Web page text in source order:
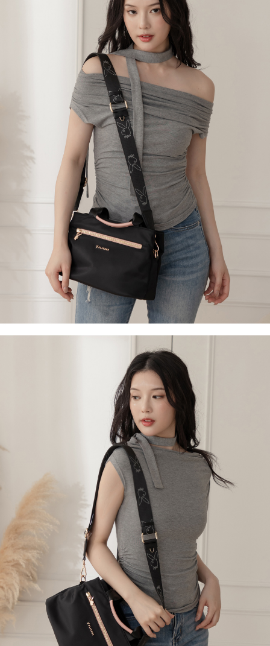
4.訂單成立30分鐘內，如未前往確認交易或遇審核未通過，訂單將自動取
消。如遇「轉專審核」未通過狀況，表示未達大哥付你分期系統評分，恕無
1.分期款項不併入電信帳單，「大哥付你分期」於每月結算日後寄送繳費提
2.透過簡訊連結打開帳單後，可選擇「超商條碼／台灣大直營門市／銀行轉
帳／街口支付／iPASS MONEY」等通路繳費。
1.本服務係由「台灣大哥大股份有限公司」（以下簡稱本公司）所提供，讓
用戶於交易時，得透過本服務購買商品或服務，並由商店將買賣／分期付款
買賣價金債權讓與本公司後，依約使用本公司帳單繳交帳款。
2.基於同意付款使用「大哥付你分期」之契約關係目的，商店將以您的個人
資料（包含姓名、電話或地址）提供予台灣大哥大進項蒐集、處理及利用，
由本公司與您本人進行分期帳單所需資料之確認、核對及更正。
3.完整用戶服務條款，請詳閱以下連結： https://oppay.tw/userRule
１．簡單：不需註冊會員、不需綁卡、不需儲值。
２．便利：只要手機號碼，簡訊認證，即可結帳。
３．安心：先確認商品／服務後，再付款。
【「AFTEE先享後付」結帳流程】
１．於結帳方式選擇「AFTEE先享後付」後，將跳轉至「AFTEE先享後付」
結帳頁面，進行簡訊認證並確認金額後，即可完成結帳。
２．訂單成立數日內，您將收到繳費通知簡訊。
３．收到繳費通知簡訊後14天內，點擊此簡訊中的連結，可透過四大超商／
ATM／網路銀行／等多元方式進行付款，方視為交易完成。
※ 請注意：結帳手續完成當下不需立刻繳費，但若您需要取消訂單，請聯絡
購買商品的店家。未經商家同意取消之訂單仍視為有效，需透過AFTEE先享
後付繳納相關費用。
※ 交易是否成功請以「AFTEE先享後付 」之結帳頁面顯示為準，若有關於
是否繳費成功／繳費後需取消欲退款等相關疑問，請聯繫「AFTEE先享後付
客戶支援中心」
https://netprotections.freshdesk.com/support/home
１．透過由恩沛科技股份有限公司提供之「AFTEE先享後付」服務完成之交
易，需依本服務之必要範圍內提供個人資料，並將交易相關給付款項請求債
權轉讓予恩沛科技股份有限公司。
２．關於個人資料處理事宜，請瀏覽以下網址：
https://aftee.tw/terms/#terms3
３．未成年的使用者請事先徵得法定代理人或監護人之同意方可使用
「AFTEE先享後付」，若未經同意申辦者引起之損失，本公司不負相關責
４．使用「AFTEE先享後付」時，將依據個別帳號之用戶狀況，依本公司即
時審查核予不同之上限額度；若仍有額度不足之情形，本公司將視審查結果
請求用戶進行身份認證。
５．嚴禁一人註冊多個帳號或使用他人資訊註冊。若發現惡意使用之情形，
恩沛科技股份有限公司將有權停止該用戶之使用額度並採取法律行動。
每筆NT$60，滿NT$1,500(含以上)免運費
每筆NT$60，滿NT$1,500(含以上)免運費
付款後萊爾富取貨
7-11取貨付款
每筆NT$60，滿NT$2,000(含以上)免運費
付款後7-11取貨
每筆NT$60，滿NT$2,000(含以上)免運費
每筆NT$60，滿NT$2,000(含以上)免運費
每筆NT$100